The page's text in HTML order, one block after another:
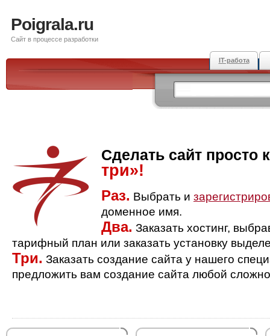
Poigrala.ru
Сайт в процессе разработки
IT-работа
Сделать сайт просто
три»!
Раз. Выбрать и
доменное имя.
Два. Заказать хостинг,
тарифный план или заказать установку
Три. Заказать создание сайта у нашего
предложить вам создание сайта любой